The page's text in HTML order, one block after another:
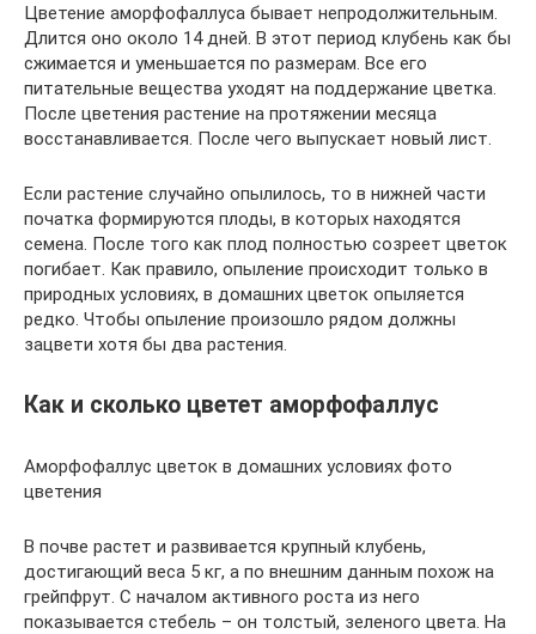
Цветение аморфофаллуса бывает непродолжительным.
Длится оно около 14 дней. В этот период клубень как бы
сжимается и уменьшается по размерам. Все его
питательные вещества уходят на поддержание цветка.
После цветения растение на протяжении месяца
восстанавливается. После чего выпускает новый лист.
Если растение случайно опылилось, то в нижней части
початка формируются плоды, в которых находятся
семена. После того как плод полностью созреет цветок
погибает. Как правило, опыление происходит только в
природных условиях, в домашних цветок опыляется
редко. Чтобы опыление произошло рядом должны
зацвети хотя бы два растения.
Как и сколько цветет аморфофаллус
Аморфофаллус цветок в домашних условиях фото
цветения
В почве растет и развивается крупный клубень,
достигающий веса 5 кг, а по внешним данным похож на
грейпфрут. С началом активного роста из него
показывается стебель – он толстый, зеленого цвета. На